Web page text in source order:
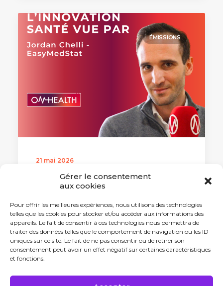
Gérer le consentement
aux cookies
Pour offrir les meilleures expériences, nous utilisons des technologies
telles que les cookies pour stocker et/ou accéder aux informations des
appareils. Le fait de consentir à ces technologies nous permettra de
traiter des données telles que le comportement de navigation ou les ID
uniques sur ce site. Le fait de ne pas consentir ou de retirer son
consentement peut avoir un effet négatif sur certaines caractéristiques
et fonctions.
ÉMISSIONS
21 mai 2026
L’innovation santé vue par… Jordan
Chelli, EasyMedStat
by Marine Liiri